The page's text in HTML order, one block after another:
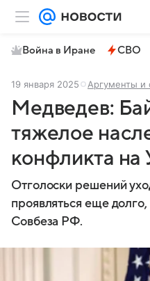
Война в Иране СВО
19 января 2025 Аргументы и
Медведев:
тяжелое
конфликта на
Отголоски решений
проявляться еще
Совбеза РФ.